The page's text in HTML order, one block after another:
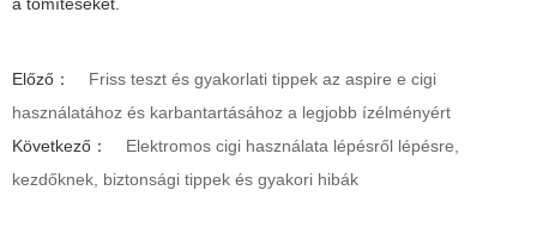
a tömítéseket.
Előző：
Friss teszt és gyakorlati tippek az aspire e cigi
használatához és karbantartásához a legjobb ízélményért
Következő：
Elektromos cigi használata lépésről lépésre,
kezdőknek, biztonsági tippek és gyakori hibák